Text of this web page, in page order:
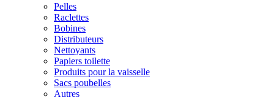
Pelles
Raclettes
Bobines
Distributeurs
Nettoyants
Papiers toilette
Produits pour la vaisselle
Sacs poubelles
Autres